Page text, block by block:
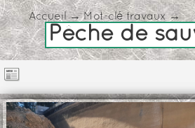
Accueil→Mot-clé travaux →
Pêche de